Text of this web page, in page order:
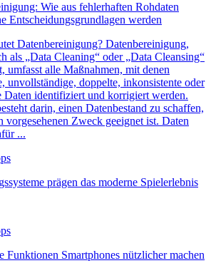
Wie aus fehlerhaften Rohdaten
Entscheidungsgrundlagen werden
Datenbereinigung? Datenbereinigung,
als „Data Cleaning“ oder „Data Cleansing“
umfasst alle Maßnahmen, mit denen
unvollständige, doppelte, inkonsistente oder
Daten identifiziert und korrigiert werden.
darin, einen Datenbestand zu schaffen,
vorgesehenen Zweck geeignet ist. Daten
...
prägen das moderne Spielerlebnis
Funktionen Smartphones nützlicher machen